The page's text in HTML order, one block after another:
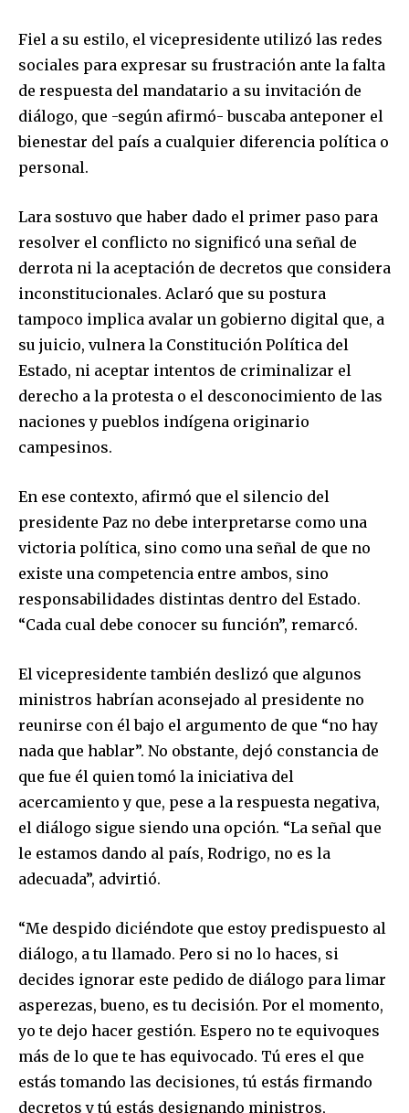
Join our community of
SUBSCRIBERS and be part of the
conversation.
To subscribe, simply enter your email address on our website
or click the subscribe button below. Don't worry, we respect
your privacy and won't spam your inbox. Your information is
safe with us.
SUBSCRIBE
Fiel a su estilo, el vicepresidente utilizó las redes
sociales para expresar su frustración ante la falta
de respuesta del mandatario a su invitación de
diálogo, que -según afirmó- buscaba anteponer el
bienestar del país a cualquier diferencia política o
personal.
Lara sostuvo que haber dado el primer paso para
resolver el conflicto no significó una señal de
derrota ni la aceptación de decretos que considera
inconstitucionales. Aclaró que su postura
tampoco implica avalar un gobierno digital que, a
su juicio, vulnera la Constitución Política del
Estado, ni aceptar intentos de criminalizar el
derecho a la protesta o el desconocimiento de las
naciones y pueblos indígena originario
campesinos.
En ese contexto, afirmó que el silencio del
presidente Paz no debe interpretarse como una
victoria política, sino como una señal de que no
existe una competencia entre ambos, sino
responsabilidades distintas dentro del Estado.
“Cada cual debe conocer su función”, remarcó.
El vicepresidente también deslizó que algunos
ministros habrían aconsejado al presidente no
reunirse con él bajo el argumento de que “no hay
nada que hablar”. No obstante, dejó constancia de
que fue él quien tomó la iniciativa del
acercamiento y que, pese a la respuesta negativa,
el diálogo sigue siendo una opción. “La señal que
le estamos dando al país, Rodrigo, no es la
adecuada”, advirtió.
“Me despido diciéndote que estoy predispuesto al
diálogo, a tu llamado. Pero si no lo haces, si
decides ignorar este pedido de diálogo para limar
asperezas, bueno, es tu decisión. Por el momento,
yo te dejo hacer gestión. Espero no te equivoques
más de lo que te has equivocado. Tú eres el que
estás tomando las decisiones, tú estás firmando
decretos y tú estás designando ministros,